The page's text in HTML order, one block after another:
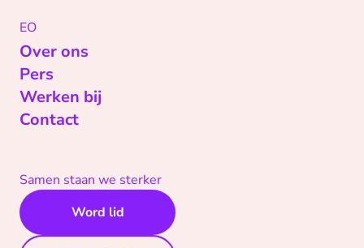
EO
Over ons
Pers
Werken bij
Contact
Samen staan we sterker
Word lid